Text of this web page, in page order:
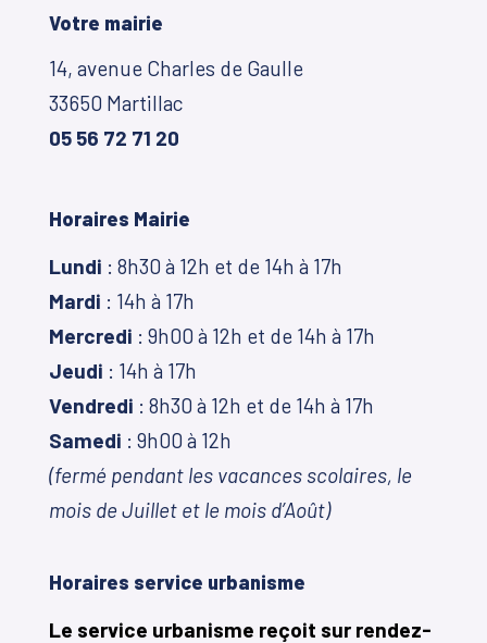
Votre mairie
14, avenue Charles de Gaulle
33650 Martillac
05 56 72 71 20
Horaires Mairie
Lundi : 8h30 à 12h et de 14h à 17h
Mardi : 14h à 17h
Mercredi : 9h00 à 12h et de 14h à 17h
Jeudi : 14h à 17h
Vendredi : 8h30 à 12h et de 14h à 17h
Samedi : 9h00 à 12h
(fermé pendant les vacances scolaires, le
mois de Juillet et le mois d’Août)
Horaires service urbanisme
Le service urbanisme reçoit sur rendez-